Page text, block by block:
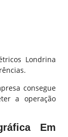
Londrina
consegue
a operação
Em